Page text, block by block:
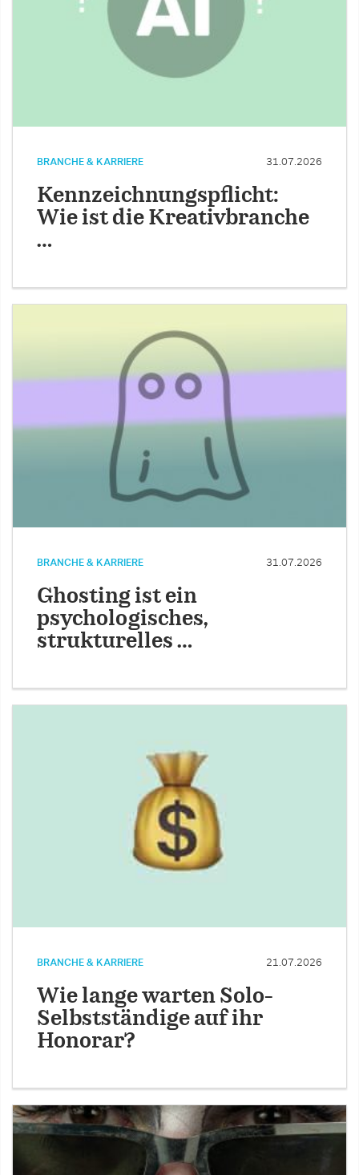
BRANCHE & KARRIERE 31.07.2026
Kennzeichnungspflicht:
Wie ist die Kreativbranche
…
BRANCHE & KARRIERE 31.07.2026
Ghosting ist ein
psychologisches,
strukturelles …
BRANCHE & KARRIERE 21.07.2026
Wie lange warten Solo-
Selbstständige auf ihr
Honorar?